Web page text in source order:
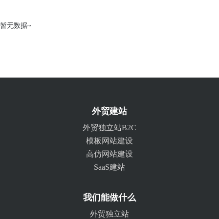
暂无数据~
外贸建站
外贸独立站B2C
模板网站建设
高仿网站建设
SaaS建站
我们能做什么
外贸独立站